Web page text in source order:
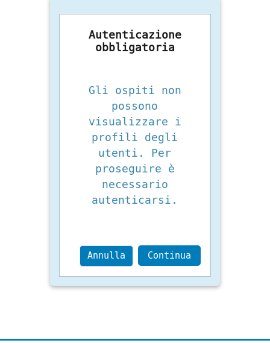
Autenticazione
obbligatoria
Gli ospiti non
possono
visualizzare i
profili degli
utenti. Per
proseguire è
necessario
autenticarsi.
Annulla Continua